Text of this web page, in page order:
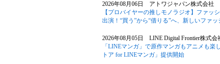
2026年08月06日 アトワジャパン株式会社
【プロバイヤーの推しモノラジオ】ファッ
出演！“買う”から“借りる”へ、新しいファ
2026年08月05日 LINE Digital Frontier株式
「LINEマンガ」で原作マンガもアニメも
トア for LINEマンガ」提供開始